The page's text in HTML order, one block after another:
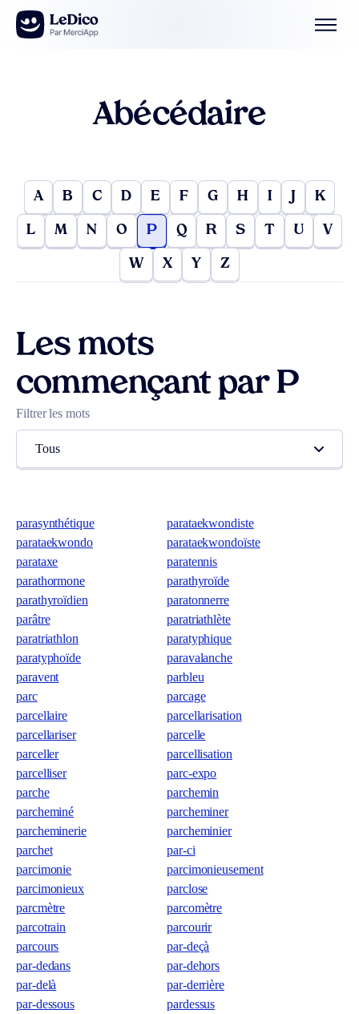
Aller au contenu
Abécédaire
A B C D E F G H I J K
L M N O P Q R S T U V
W X Y Z
Les mots
commençant par P
Filtrer les mots
Tous
parasynthétique
parataekwondiste
parataekwondo
parataekwondoïste
parataxe
paratennis
parathormone
parathyroïde
parathyroïdien
paratonnerre
parâtre
paratriathlète
paratriathlon
paratyphique
paratyphoïde
paravalanche
paravent
parbleu
parc
parcage
parcellaire
parcellarisation
parcellariser
parcelle
parceller
parcellisation
parcelliser
parc-expo
parche
parchemin
parcheminé
parcheminer
parcheminerie
parcheminier
parchet
par-ci
parcimonie
parcimonieusement
parcimonieux
parclose
parcmètre
parcomètre
parcotrain
parcourir
parcours
par-deçà
par-dedans
par-dehors
par-delà
par-derrière
par-dessous
pardessus